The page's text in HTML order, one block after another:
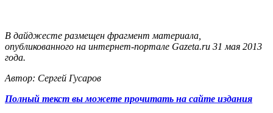
В дайджесте размещен фрагмент материала,
опубликованного на интернет-портале Gazeta.ru 31 мая 2013
года.
Автор: Сергей Гусаров
Полный текст вы можете прочитать на сайте издания